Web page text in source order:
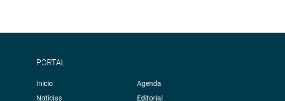
PORTAL
Inicio
Noticias
Agenda
Editorial